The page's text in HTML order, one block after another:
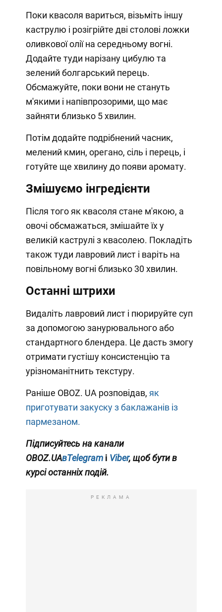
Поки квасоля вариться, візьміть іншу
каструлю і розігрійте дві столові ложки
оливкової олії на середньому вогні.
Додайте туди нарізану цибулю та
зелений болгарський перець.
Обсмажуйте, поки вони не стануть
м'якими і напівпрозорими, що має
зайняти близько 5 хвилин.
Потім додайте подрібнений часник,
мелений кмин, орегано, сіль і перець, і
готуйте ще хвилину до появи аромату.
Змішуємо інгредієнти
Після того як квасоля стане м'якою, а
овочі обсмажаться, змішайте їх у
великій каструлі з квасолею. Покладіть
також туди лавровий лист і варіть на
повільному вогні близько 30 хвилин.
Останні штрихи
Видаліть лавровий лист і пюрируйте суп
за допомогою занурювального або
стандартного блендера. Це дасть змогу
отримати густішу консистенцію та
урізноманітнить текстуру.
Раніше OBOZ. UA розповідав, як
приготувати закуску з баклажанів із
пармезаном.
Підписуйтесь на канали
OBOZ.UAвTelegramі Viber, щоб бути в
курсі останніх подій.
РЕКЛАМА